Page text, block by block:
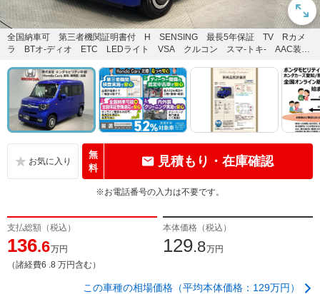
全国納車可 第三者機関証明書付 H SENSING 最長5年保証 TV Rカメ
ラ BTオ-ディオ ETC LEDライト VSA クルコン スマ-トキ- AAC装備
無
料
見積もり・在庫確認
※お電話番号の入力は不要です。
支払総額（税込）
136.6万円
（諸経費6 .8 万円含む）
本体価格（税込）
129.8万円
この車種の相場価格（平均本体価格：129万円）